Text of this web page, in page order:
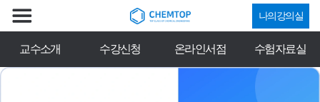
나의강의실
교수소개 수강신청 온라인서점 수험자료실